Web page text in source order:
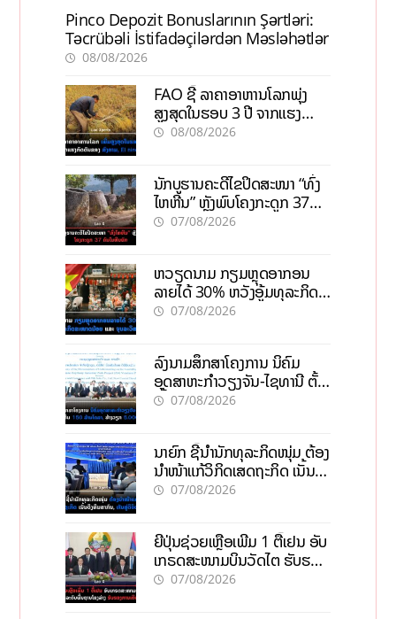
Pinco Depozit Bonuslarının Şərtləri:
Təcrübəli İstifadəçilərdən Məsləhətlər
08/08/2026
FAO ຊີ້ ລາຄາອາຫານໂລກພຸ່ງ
ສູງສຸດໃນຮອບ 3 ປີ ຈາກແຮງ
ກົດດັນຂອງສົງຄາມ, El nino
08/08/2026
ນັກບູຮານຄະດີໄຂປິດສະໜາ “ທົ່ງ
ໄຫຫີນ” ຫຼັງພົບໂຄງກະດູກ 37
ຄົນໃນຫີນຍັກ
07/08/2026
ຫວຽດນາມ ກຽມຫຼຸດອາກອນ
ລາຍໄດ້ 30% ຫວັງອູ້ມທຸລະກິດ
ຂະໜາດນ້ອຍ ແລະ ຈຸນລະ
07/08/2026
ລົງນາມສຶກສາໂຄງການ ນິຄົມ
ອຸດສາຫະກຳວຽງຈັນ-ໄຊທານີ ຕັ້ງ
ເປົ້າດຶງທຶນ 150 ລ້ານໂດລາ, ສ້າງ
07/08/2026
ນາຍົກ ຊີ້ນຳນັກທຸລະກິດໜຸ່ມ ຕ້ອງ
ນຳໜ້າແກ້ວິກິດເສດຖະກິດ ເນັ້ນດຶງ
ທຶນສາກົນ, ຫັນສູ່ດິຈິຕອນ
07/08/2026
ຍີ່ປຸ່ນຊ່ວຍເຫຼືອເພີ່ມ 1 ຕື້ເຢນ ອັບ
ເກຣດສະໜາມບິນວັດໄຕ ຮັບຮອງ
ການເຕີບໂຕ
07/08/2026